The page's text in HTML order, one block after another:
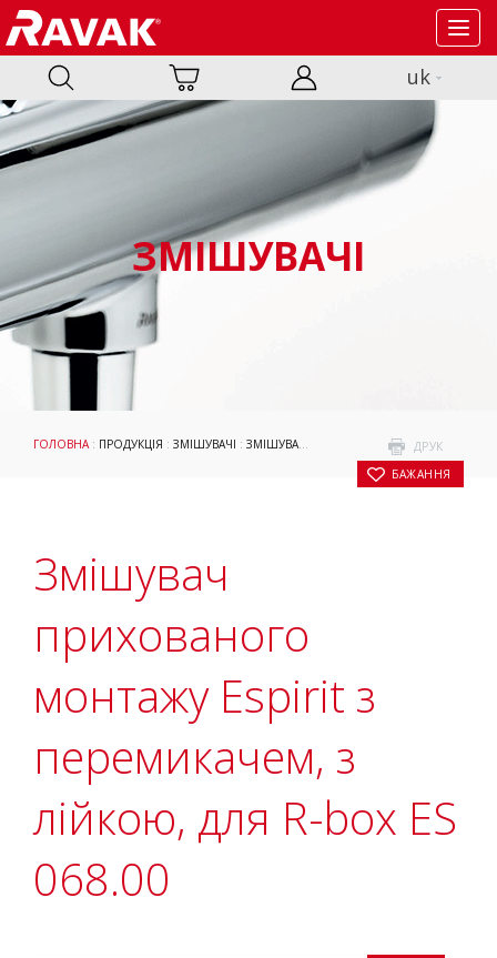
uk
ЗМІШУВАЧІ
ДРУК
БАЖАННЯ
ГОЛОВНА: ПРОДУКЦІЯ : ЗМІШУВАЧІ : ЗМІШУВАЧІ ДЛЯ ПРИХОВАНОГО
Змішувач
прихованого
монтажу Espirit з
перемикачем, з
лійкою, для R-box ES
068.00